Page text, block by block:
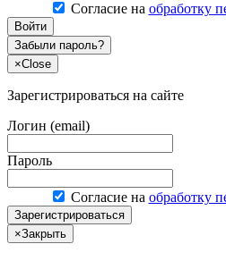
Согласие на обработку
Войти
Забыли пароль?
×Close
Зарегистрироваться на сайте
Логин (email)
Пароль
Согласие на обработку
Зарегистрироваться
×Закрыть